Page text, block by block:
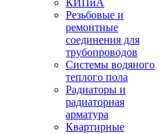
КИПиА
Резьбовые и
ремонтные
соединения для
трубопроводов
Системы водяного
теплого пола
Радиаторы и
радиаторная
арматура
Квартирные